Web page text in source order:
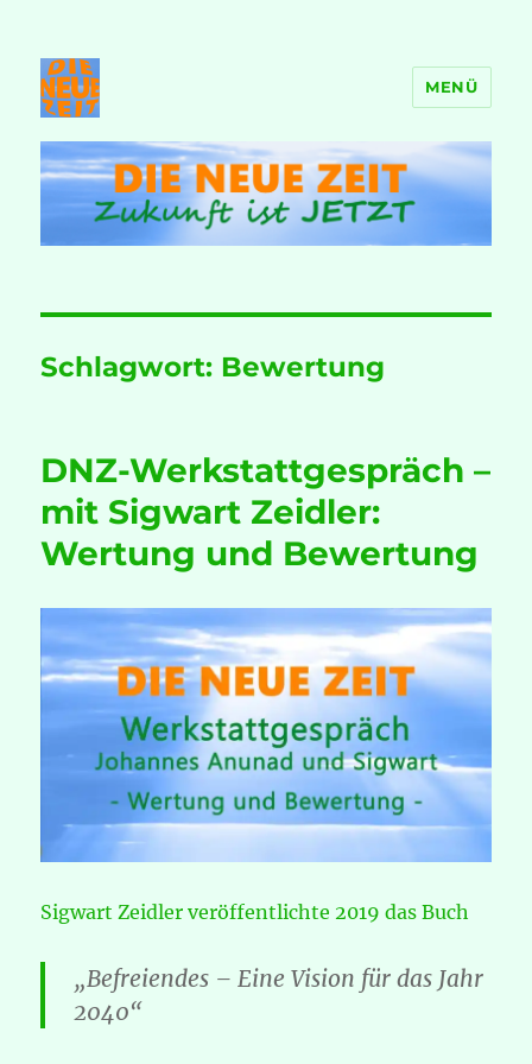
DIE NEUE ZEIT
MENÜ
Schlagwort: Bewertung
DNZ-Werkstattgespräch –
mit Sigwart Zeidler:
Wertung und Bewertung
Sigwart Zeidler veröffentlichte 2019 das Buch
„Befreiendes – Eine Vision für das Jahr
2040“